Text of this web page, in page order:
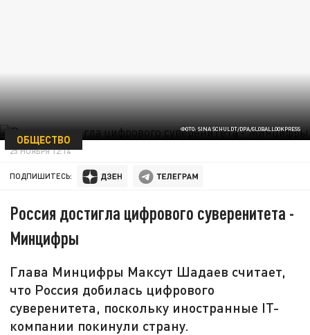
ФОТО: SINA SCHULDT/DPA/GLOBALLOOKPRESS
ОБЩЕСТВО
25 НОЯБРЯ 12:14
ПОДПИШИТЕСЬ:
Россия достигла цифрового суверенитета -
Минцифры
Глава Минцифры Максут Шадаев считает,
что Россия добилась цифрового
суверенитета, поскольку иностранные IT-
компании покинули страну.